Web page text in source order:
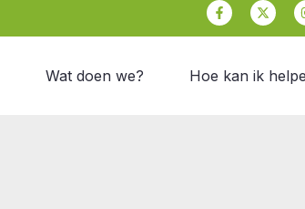
Facebook-
f
X-
twitter
Wat doen we? Hoe kan ik